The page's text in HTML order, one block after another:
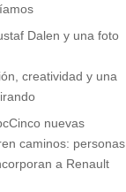
creatividad y una
Cinco nuevas
caminos: personas
a Renault